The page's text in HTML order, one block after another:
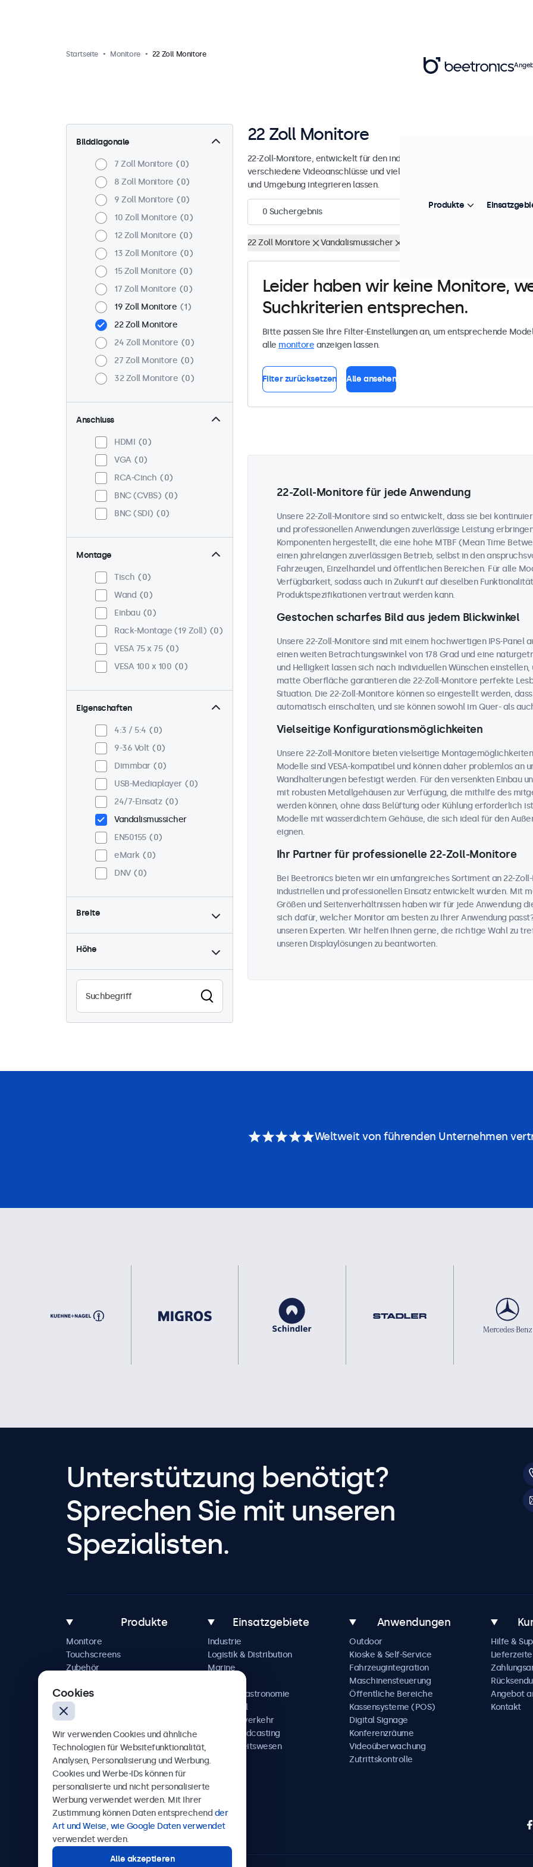
Startseite Monitore 22 Zoll Monitore
Bilddiagonale
7 Zoll Monitore
0
8 Zoll Monitore
0
9 Zoll Monitore
0
10 Zoll Monitore
0
12 Zoll Monitore
0
13 Zoll Monitore
0
15 Zoll Monitore
0
17 Zoll Monitore
0
19 Zoll Monitore
1
22 Zoll Monitore
24 Zoll Monitore
0
27 Zoll Monitore
0
32 Zoll Monitore
0
Anschluss
HDMI
0
VGA
0
RCA-Cinch
0
BNC (CVBS)
0
BNC (SDI)
0
Montage
Tisch
0
Wand
0
Einbau
0
Rack-Montage (19 Zoll)
0
VESA 75 x 75
0
VESA 100 x 100
0
Eigenschaften
4:3 / 5:4
0
9-36 Volt
0
Dimmbar
0
USB-Mediaplayer
0
24/7-Einsatz
0
Vandalismussicher
EN50155
0
eMark
0
DNV
0
Breite
Höhe
22 Zoll Monitore
22-Zoll-Monitore, entwickelt für den industriellen und professionellen
verschiedene Videoanschlüsse und vielseitige Montageoptionen,
und Umgebung integrieren lassen.
0 Suchergebnis
22 Zoll Monitore Vandalismussicher
Leider haben wir keine Monitore,
Suchkriterien entsprechen.
Bitte passen Sie Ihre Filter-Einstellungen an, um entsprechende
alle monitore anzeigen lassen.
Filter zurücksetzen Alle ansehen
22-Zoll-Monitore für jede Anwendung
Unsere 22-Zoll-Monitore sind so entwickelt, dass sie bei
und professionellen Anwendungen zuverlässige Leistung
Komponenten hergestellt, die eine hohe MTBF (Mean Time
einen jahrelangen zuverlässigen Betrieb, selbst in den
Fahrzeugen, Einzelhandel und öffentlichen Bereichen. Für alle
Verfügbarkeit, sodass auch in Zukunft auf dieselben
Produktspezifikationen vertraut werden kann.
Gestochen scharfes Bild aus jedem Blickwinkel
Unsere 22-Zoll-Monitore sind mit einem hochwertigen IPS-Panel
einen weiten Betrachtungswinkel von 178 Grad und eine
und Helligkeit lassen sich nach individuellen Wünschen
matte Oberfläche garantieren die 22-Zoll-Monitore perfekte
Situation. Die 22-Zoll-Monitore können so eingestellt werden,
automatisch einschalten, und sie können sowohl im Quer- als
Vielseitige Konfigurationsmöglichkeiten
Unsere 22-Zoll-Monitore bieten vielseitige
Modelle sind VESA-kompatibel und können daher problemlos an
Wandhalterungen befestigt werden. Für den versenkten Einbau
mit robusten Metallgehäusen zur Verfügung, die mithilfe des
werden können, ohne dass Belüftung oder Kühlung erforderlich
Modelle mit wasserdichtem Gehäuse, die sich ideal für den
eignen.
Ihr Partner für professionelle 22-Zoll-Monitore
Bei Beetronics bieten wir ein umfangreiches Sortiment an 22-
industriellen und professionellen Einsatz entwickelt wurden. Mit
Größen und Seitenverhältnissen haben wir für jede Anwendung
sich dafür, welcher Monitor am besten zu Ihrer Anwendung
unseren Experten. Wir helfen Ihnen gerne, die richtige Wahl zu
unseren Displaylösungen zu beantworten.
Produkte
Weltweit von führenden Unternehmen
Unterstützung benötigt?
Sprechen Sie mit unseren
Spezialisten.
Produkte
Monitore
Touchscreens
Zubehör
Einsatzgebiete
Industrie
Logistik & Distribution
Marine
Hotel & Gastronomie
Automobil
Schienenverkehr
AV & Broadcasting
Gesundheitswesen
Anwendungen
Outdoor
Kioske & Self-Service
Fahrzeugintegration
Maschinensteuerung
Öffentliche Bereiche
Kassensysteme (POS)
Digital Signage
Konferenzräume
Videoüberwachung
Zutrittskontrolle
Hilfe &
Angebot
Kontakt
Beetronics
Badenerstrasse 549, 8048 Zürich, Schweiz
Cookies
Wir verwenden Cookies und ähnliche
Technologien für Websitefunktionalität,
Analysen, Personalisierung und Werbung.
Cookies und Werbe-IDs können für
personalisierte und nicht personalisierte
Werbung verwendet werden. Mit Ihrer
Zustimmung können Daten entsprechend der
Art und Weise, wie Google Daten verwendet
verwendet werden.
Alle akzeptieren